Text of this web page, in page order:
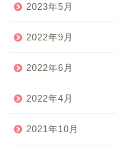
2023年5月
2022年9月
2022年6月
2022年4月
2021年10月